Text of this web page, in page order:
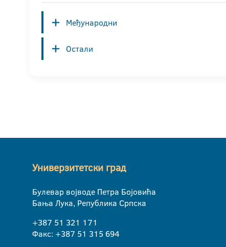
Међународни
Остали
Универзитетски град
Булевар војводе Петра Бојовића
Бања Лука, Република Српска
+387 51 321 171
Факс: +387 51 315 694